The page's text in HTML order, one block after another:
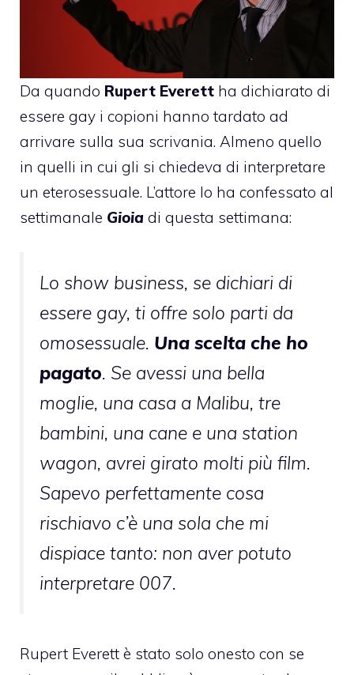
Da quando Rupert Everett ha dichiarato di
essere gay i copioni hanno tardato ad
arrivare sulla sua scrivania. Almeno quello
in quelli in cui gli si chiedeva di interpretare
un eterosessuale. L’attore lo ha confessato al
settimanale Gioia di questa settimana:
Lo show business, se dichiari di
essere gay, ti offre solo parti da
omosessuale. Una scelta che ho
pagato. Se avessi una bella
moglie, una casa a Malibu, tre
bambini, una cane e una station
wagon, avrei girato molti più film.
Sapevo perfettamente cosa
rischiavo c’è una sola che mi
dispiace tanto: non aver potuto
interpretare 007.
Rupert Everett è stato solo onesto con se